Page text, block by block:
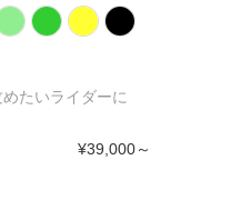
たいライダーに
¥39,000～